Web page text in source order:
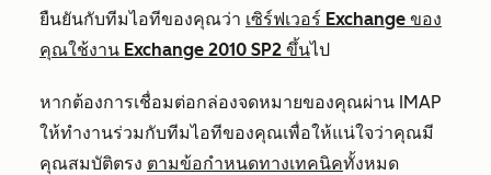
ยืนยันกับทีมไอทีของคุณว่า เซิร์ฟเวอร์ Exchange ของ
คุณใช้งาน Exchange 2010 SP2 ขึ้นไป
หากต้องการเชื่อมต่อกล่องจดหมายของคุณผ่าน IMAP
ให้ทำงานร่วมกับทีมไอทีของคุณเพื่อให้แน่ใจว่าคุณมี
คุณสมบัติตรง ตามข้อกำหนดทางเทคนิคทั้งหมด